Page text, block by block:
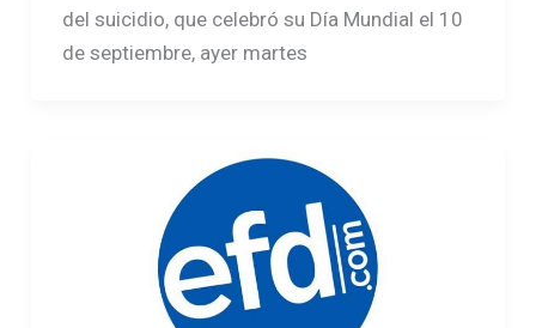
del suicidio, que celebró su Día Mundial el 10
de septiembre, ayer martes